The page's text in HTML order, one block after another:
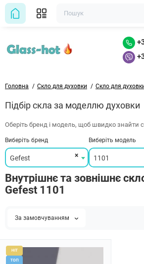
Головна Скло для духовки Скло для
Підбір скла за моделлю духовки
Оберіть бренд і модель, щоб швидко знайти
Виберіть бренд
×
Gefest
Виберіть модель
1101
Внутрішнє та зовнішнє
Gefest 1101
За замовчуванням
HIT
ТОП